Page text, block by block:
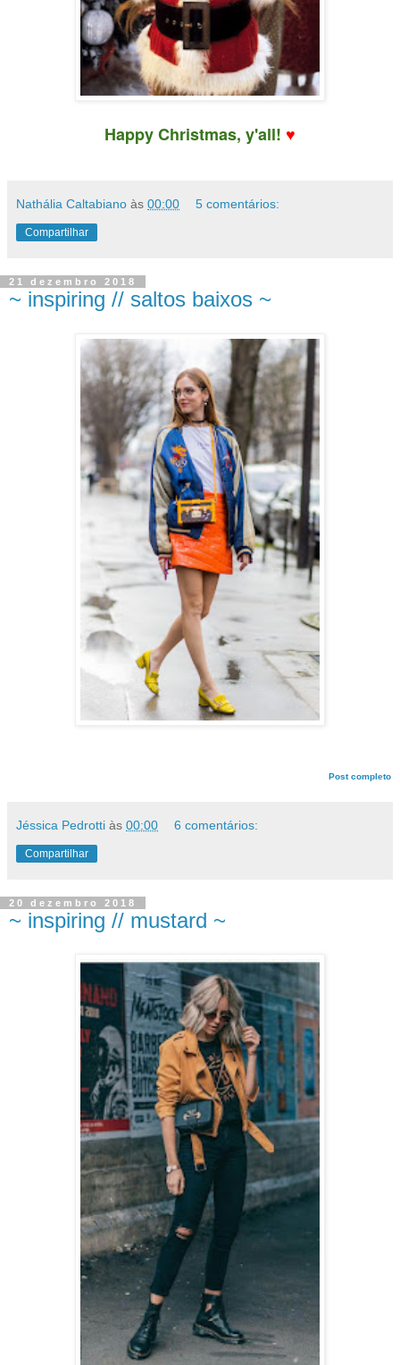
Happy Christmas, y'all! ♥
Nathália Caltabiano às 00:00 5 comentários:
Compartilhar
21 dezembro 2018
~ inspiring // saltos baixos ~
Post completo
Jéssica Pedrotti às 00:00 6 comentários:
Compartilhar
20 dezembro 2018
~ inspiring // mustard ~